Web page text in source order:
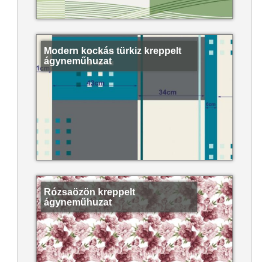
Modern kockás türkiz kreppelt
ágyneműhuzat
Rózsaözön kreppelt
ágyneműhuzat